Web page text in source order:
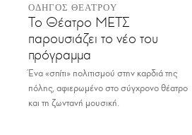
ΟΔΗΓΟΣ ΘΕΑΤΡΟΥ
Το Θέατρο ΜΕΤΣ
παρουσιάζει το νέο του
πρόγραμμα
Ένα «σπίτι» πολιτισμού στην καρδιά της
πόλης, αφιερωμένο στο σύγχρονο θέατρο
και τη ζωντανή μουσική.